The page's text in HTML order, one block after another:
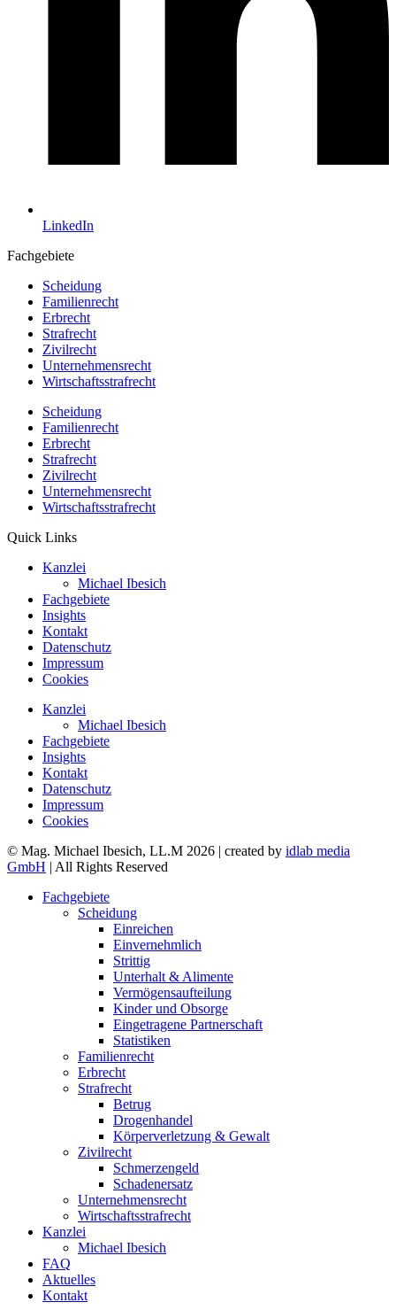
LinkedIn
Fachgebiete
Scheidung
Familienrecht
Erbrecht
Strafrecht
Zivilrecht
Unternehmensrecht
Wirtschaftsstrafrecht
Scheidung
Familienrecht
Erbrecht
Strafrecht
Zivilrecht
Unternehmensrecht
Wirtschaftsstrafrecht
Quick Links
Kanzlei
Michael Ibesich
Fachgebiete
Insights
Kontakt
Datenschutz
Impressum
Cookies
Kanzlei
Michael Ibesich
Fachgebiete
Insights
Kontakt
Datenschutz
Impressum
Cookies
© Mag. Michael Ibesich, LL.M 2026 | created by idlab media
GmbH | All Rights Reserved
Fachgebiete
Scheidung
Einreichen
Einvernehmlich
Strittig
Unterhalt & Alimente
Vermögensaufteilung
Kinder und Obsorge
Eingetragene Partnerschaft
Statistiken
Familienrecht
Erbrecht
Strafrecht
Betrug
Drogenhandel
Körperverletzung & Gewalt
Zivilrecht
Schmerzengeld
Schadenersatz
Unternehmensrecht
Wirtschaftsstrafrecht
Kanzlei
Michael Ibesich
FAQ
Aktuelles
Kontakt